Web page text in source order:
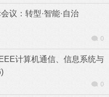
议：转型·智能·自治
0
计算机通信、信息系统与
0